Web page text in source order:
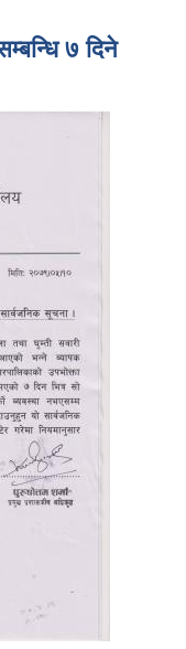
७ दिने